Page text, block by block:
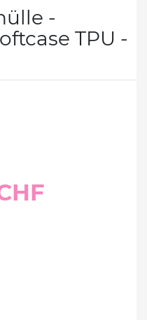
-
TPU -